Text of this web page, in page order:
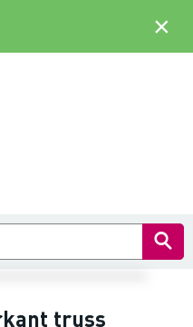
truss
×